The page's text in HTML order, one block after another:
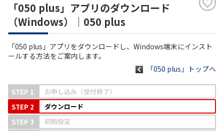
サポートトップ
サービス名から探す
工事・故障情報
各種ダウンロード
「050 plus」アプリのダウンロード
（Windows）｜050 plus
「050 plus」アプリをダウンロードし、Windows端末にインスト
ールする方法をご案内します。
「050 plus」トップへ
お申し込み（受付終了）
ダウンロード
初期設定